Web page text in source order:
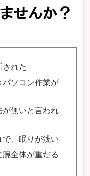
された
パソコン作業が
が無いと言われ
で、眠りが浅い
全体が重だる